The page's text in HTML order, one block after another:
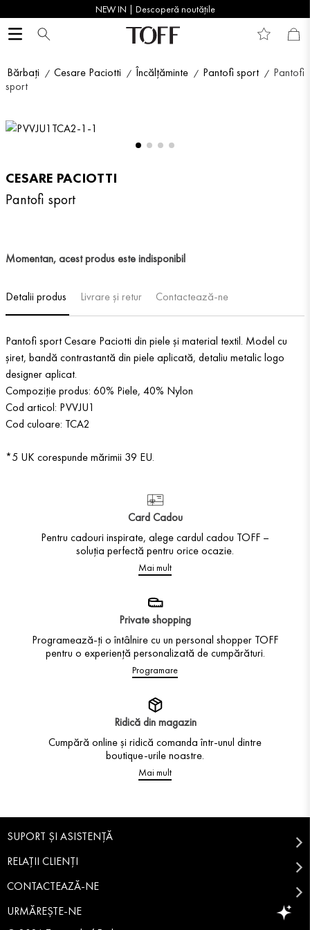
NEW IN | Descoperă noutățile
Bărbați Cesare Paciotti Încălțăminte Pantofi sport
Pantofi
sport
CESARE PACIOTTI
Pantofi sport
Momentan, acest produs este indisponibil
Detalii produs Livrare și retur Contactează-ne
Pantofi sport Cesare Paciotti din piele și material textil. Model cu
șiret, bandă contrastantă din piele aplicată, detaliu metalic logo
designer aplicat.
Compoziție produs: 60% Piele, 40% Nylon
Cod articol: PVVJU1
Cod culoare: TCA2
*5 UK corespunde mărimii 39 EU.
Card Cadou
Pentru cadouri inspirate, alege cardul cadou TOFF –
soluția perfectă pentru orice ocazie.
Mai mult
Private shopping
Programează-ți o întâlnire cu un personal shopper TOFF
pentru o experiență personalizată de cumpărături.
Programare
Ridică din magazin
Cumpără online și ridică comanda într-unul dintre
boutique-urile noastre.
Mai mult
SUPORT ȘI ASISTENȚĂ
RELAȚII CLIENȚI
CONTACTEAZĂ-NE
URMĂREȘTE-NE